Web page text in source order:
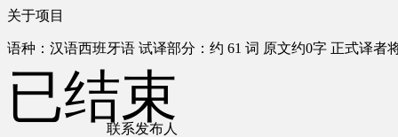
关于项目
语种：汉语西班牙语 试译部分：约 61 词 原文约0字 正式译者
联系发布人
已结束